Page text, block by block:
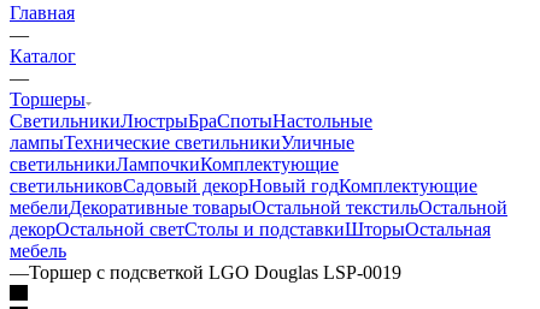
Главная
—
Каталог
—
Торшеры
СветильникиЛюстрыБраСпотыНастольные
лампыТехнические светильникиУличные
светильникиЛампочкиКомплектующие
светильниковСадовый декорНовый годКомплектующие
мебелиДекоративные товарыОстальной текстильОстальной
декорОстальной светСтолы и подставкиШторыОстальная
мебель
—Торшер с подсветкой LGO Douglas LSP-0019